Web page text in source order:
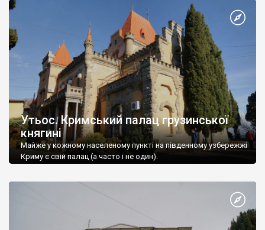
Утьос. Кримський палац грузинської
княгині
Майже у кожному населеному пункті на південному узбережжі
Криму є свій палац (а часто і не один).